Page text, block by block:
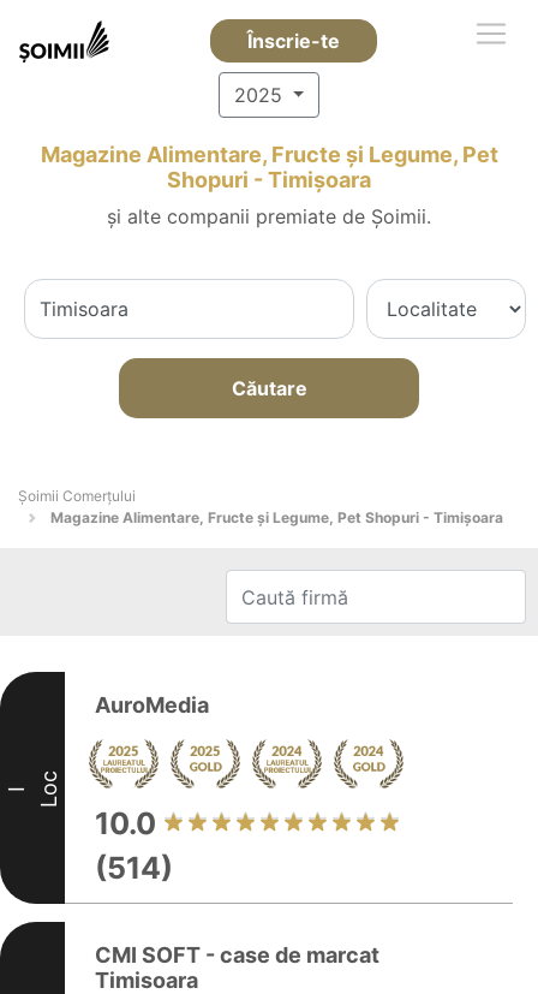
Înscrie-te
2025
Magazine Alimentare, Fructe și Legume, Pet
Shopuri - Timişoara
și alte companii premiate de Șoimii.
Căutare
Șoimii Comerțului
Magazine Alimentare, Fructe și Legume, Pet Shopuri - Timişoara
I Loc
AuroMedia
10.0
(514)
CMI SOFT - case de marcat
Timisoara